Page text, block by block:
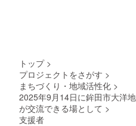
トップ >
プロジェクトをさがす >
まちづくり・地域活性化 >
2025年9月14日に鉾田市大洋
が交流できる場として >
支援者